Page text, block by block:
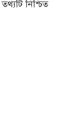
নিশ্চিত